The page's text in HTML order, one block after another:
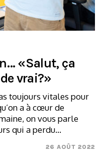
«Salut, ça
vrai?»
toujours vitales pour
a à cœur de
on vous parle
qui a perdu…
26 AOÛT 2022